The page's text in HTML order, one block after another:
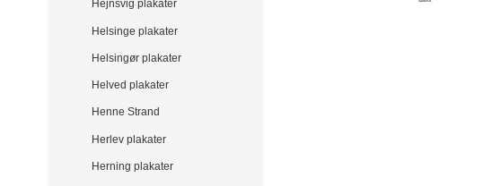
Hejnsvig plakater
Helsinge plakater
Helsingør plakater
Helved plakater
Henne Strand
Herlev plakater
Herning plakater